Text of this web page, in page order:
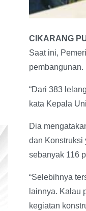
CIKARANG
Saat ini,
pembangunan.
“Dari 383
kata Kepala
Dia
dan Konstruksi
sebanyak 116
“Selebihnya
lainnya. Kalau
kegiatan